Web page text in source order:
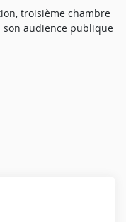
troisième chambre
audience publique